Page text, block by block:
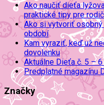
Ako naučiť dieťa
praktické tipy pre
Ako si vytvoriť osobný
období
Kam vyraziť, keď už
dovolenku
Aktuálne Dieťa č. 5 –
Predplatné magazínu
Značky